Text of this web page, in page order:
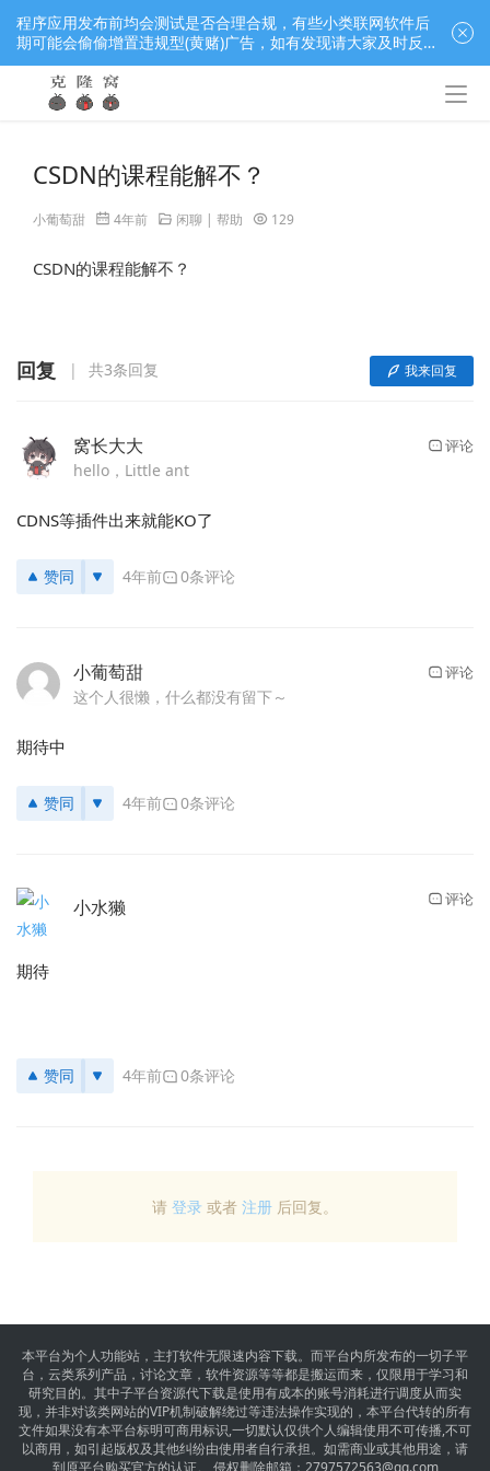
CSDN的课程能解不？
小葡萄甜 4年前 闲聊 | 帮助 129
CSDN的课程能解不？
回复 共3条回复 我来回复
窝长大大
hello，Little ant
评论
CDNS等插件出来就能KO了
赞同 4年前 0条评论
小葡萄甜
这个人很懒，什么都没有留下～
评论
期待中
赞同 4年前 0条评论
小水獭 评论
期待
赞同 4年前 0条评论
请 登录 或者 注册 后回复。
本平台为个人功能站，主打软件无限速内容下载。而平台内所发布的一切子平
台，云类系列产品，讨论文章，软件资源等等都是搬运而来，仅限用于学习和
研究目的。其中子平台资源代下载是使用有成本的账号消耗进行调度从而实
现，并非对该类网站的VIP机制破解绕过等违法操作实现的，本平台代转的所有
文件如果没有本平台标明可商用标识,一切默认仅供个人编辑使用不可传播,不可
以商用，如引起版权及其他纠纷由使用者自行承担。如需商业或其他用途，请
到原平台购买官方的认证。 侵权删除邮箱： 2797572563@qq.com
程序应用发布前均会测试是否合理合规，有些小类联网软件后
期可能会偷偷增置违规型(黄赌)广告，如有发现请大家及时反
馈窝长进行处理，共同监督维护良好的程序应用下载社区！